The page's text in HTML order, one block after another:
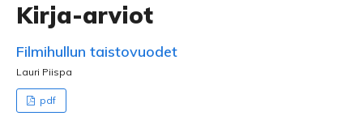
Kirja-arviot
Filmihullun taistovuodet
Lauri Piispa
pdf